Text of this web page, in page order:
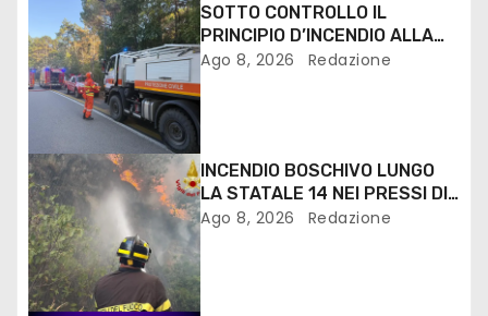
SOTTO CONTROLLO IL
PRINCIPIO D’INCENDIO ALLA
PINETA DI LIGNANO
Ago 8, 2026 Redazione
INCENDIO BOSCHIVO LUNGO
LA STATALE 14 NEI PRESSI DI
MONFALCONE
Ago 8, 2026 Redazione